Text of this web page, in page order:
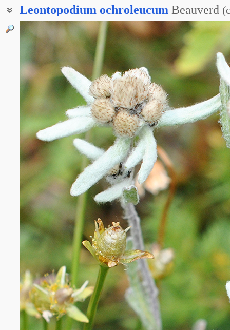
Leontopodium ochroleucum Beauverd (